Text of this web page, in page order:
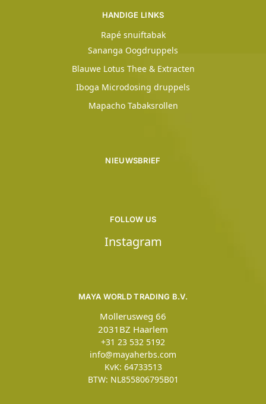
HANDIGE LINKS
Rapé snuiftabak
Sananga Oogdruppels
Blauwe Lotus Thee & Extracten
Iboga Microdosing druppels
Mapacho Tabaksrollen
MAYA WORLD TRADING B.V.
Mollerusweg 66
2031BZ Haarlem
+31 23 532 5192
info@mayaherbs.com
KvK: 64733513
BTW: NL855806795B01
NIEUWSBRIEF
FOLLOW US
Instagram